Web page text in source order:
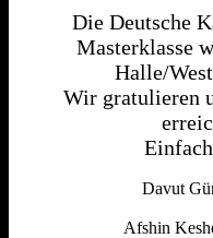
Die Deutsche
Masterklasse
Halle/
Wir gratulieren
Davut
Afshin